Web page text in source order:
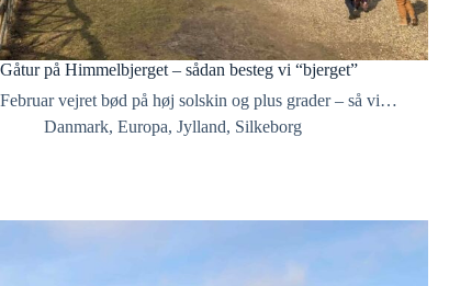
Gåtur på Himmelbjerget – sådan besteg vi “bjerget”
Februar vejret bød på høj solskin og plus grader – så vi…
Danmark, Europa, Jylland, Silkeborg